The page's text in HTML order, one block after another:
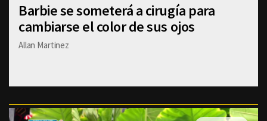
Barbie se someterá a cirugía para
cambiarse el color de sus ojos
Allan Martinez